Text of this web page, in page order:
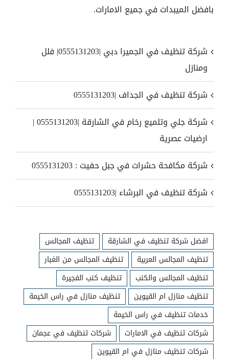
بافضل الميبدات في جميع الامارات.
شركة تنظيف في الجميرا دبي |0555131203| فلل
ومنازل
شركة تنظيف في الجداف |0555131203
شركة جلي وتلميع رخام في الشارقة |0555131203 |
ارضيات عصرية
شركة مكافحة حشرات في جبل حفيت : 0555131203
شركة تنظيف في البرشاء |0555131203
افضل شركة تنظيف في الشارقة
تنظيف المجالس
تنظيف المجالس العربية
تنظيف المجالس من الغبار
تنظيف المجالس والكنب
تنظيف كنب الفجيرة
تنظيف منازل ام القيوين
تنظيف منازل في راس الخيمة
خدمات تنظيف في راس الخيمة
شركات تنظيف في الامارات
شركات تنظيف في عجمان
شركات تنظيف منازل في ام القيوين